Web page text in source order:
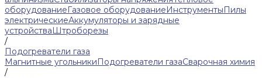
оборудованиеГазовое оборудованиеИнструментыПилы
электрическиеАккумуляторы и зарядные
устройстваШтроборезы
/
Подогреватели газа
Магнитные угольникиПодогреватели газаСварочная химия
/